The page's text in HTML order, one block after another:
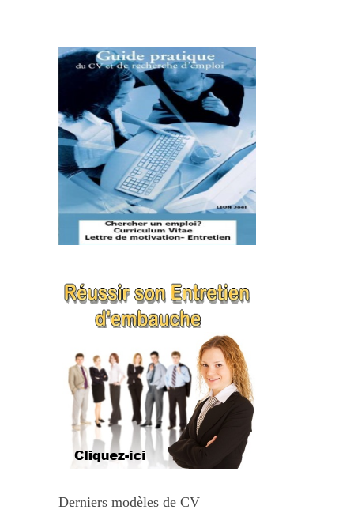
Derniers modèles de CV